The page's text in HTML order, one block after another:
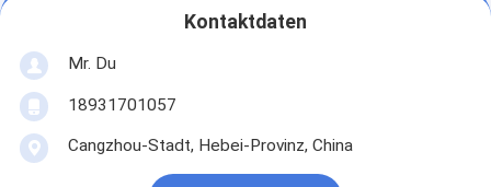
Kontaktdaten
Mr. Du
18931701057
Cangzhou-Stadt, Hebei-Provinz, China